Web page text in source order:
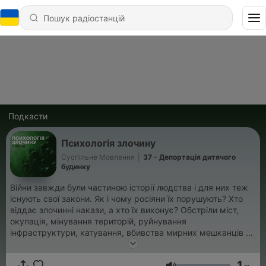
Подкасти
Психологія злочину
Суспільне Мовлення
37 - Депортація дитячого
будинку
Війни завжди були частиною історії людства і для них теж
існують свої закони. Як і чому росіяни їх порушують? Хто
віддає злочинні накази, а хто їх виконує? Обстріли міст,
окупація, мінування територій, руйнування
інфраструктури, катування, вбивства мирних мешканців та
інші воєнні злочини росіян у другому сезоні подкасту